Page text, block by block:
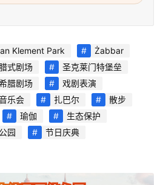
Klement Park
Żabbar
式剧场
圣克莱门特堡垒
腊剧场
戏剧表演
乐会 扎巴尔
散步
瑜伽
生态保护
园 节日庆典